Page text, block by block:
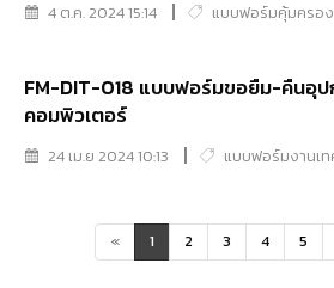
4 ต.ค. 2024 15:14 แบบฟอร์มคุ้มครอ
FM-DIT-018 แบบฟอร์มขอยืม-คืนอุ
คอมพิวเตอร์
24 เม.ย 2024 10:13 แบบฟอร์มงานเ
« 1 2 3 4 5